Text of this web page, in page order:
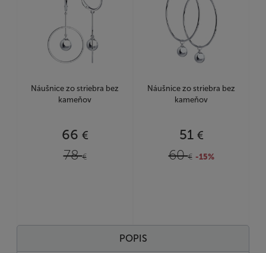
Náušnice zo striebra bez
kameňov
66 €
78€
Náušnice zo striebra bez
kameňov
51 €
60€ -15%
POPIS